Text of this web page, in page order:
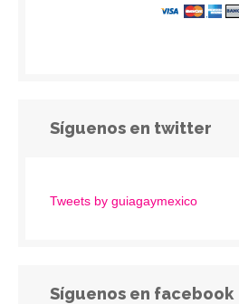
Síguenos en twitter
Tweets by guiagaymexico
Síguenos en facebook